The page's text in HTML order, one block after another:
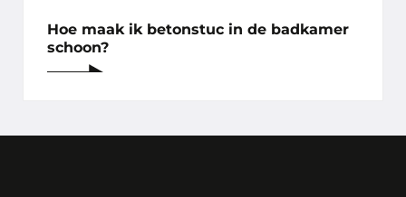
Hoe maak ik betonstuc in de badkamer
schoon?